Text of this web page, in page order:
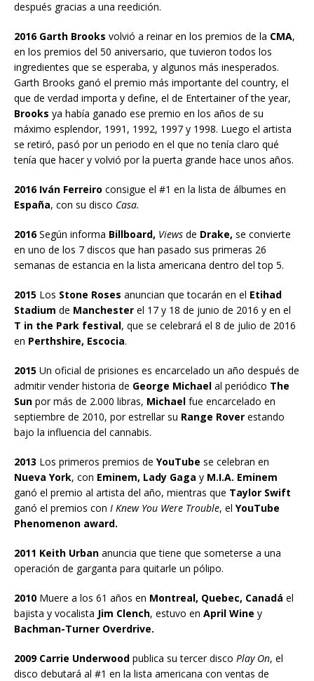
después gracias a una reedición.
2016 Garth Brooks volvió a reinar en los premios de la CMA,
en los premios del 50 aniversario, que tuvieron todos los
ingredientes que se esperaba, y algunos más inesperados.
Garth Brooks ganó el premio más importante del country, el
que de verdad importa y define, el de Entertainer of the year,
Brooks ya había ganado ese premio en los años de su
máximo esplendor, 1991, 1992, 1997 y 1998. Luego el artista
se retiró, pasó por un periodo en el que no tenía claro qué
tenía que hacer y volvió por la puerta grande hace unos años.
2016 Iván Ferreiro consigue el #1 en la lista de álbumes en
España, con su disco Casa.
2016Según informa Billboard, Views de Drake, se convierte
en uno de los 7 discos que han pasado sus primeras 26
semanas de estancia en la lista americana dentro del top 5.
2015 Los Stone Roses anuncian que tocarán en el Etihad
Stadium de Manchester el 17 y 18 de junio de 2016 y en el
T in the Park festival, que se celebrará el 8 de julio de 2016
en Perthshire, Escocia.
2015 Un oficial de prisiones es encarcelado un año después de
admitir vender historia de George Michael al periódico The
Sun por más de 2.000 libras, Michael fue encarcelado en
septiembre de 2010, por estrellar su Range Rover estando
bajo la influencia del cannabis.
2013 Los primeros premios de YouTube se celebran en
Nueva York, con Eminem, Lady Gaga y M.I.A. Eminem
ganó el premio al artista del año, mientras que Taylor Swift
ganó el premios con I Knew You Were Trouble, el YouTube
Phenomenon award.
2011 Keith Urban anuncia que tiene que someterse a una
operación de garganta para quitarle un pólipo.
2010 Muere a los 61 años en Montreal, Quebec, Canadá el
bajista y vocalista Jim Clench, estuvo en April Wine y
Bachman-Turner Overdrive.
2009 Carrie Underwood publica su tercer disco Play On, el
disco debutará al #1 en la lista americana con ventas de